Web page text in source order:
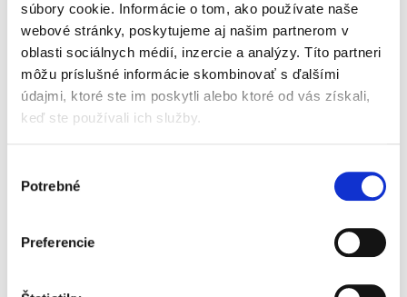
súbory cookie. Informácie o tom, ako používate naše
webové stránky, poskytujeme aj našim partnerom v
oblasti sociálnych médií, inzercie a analýzy. Títo partneri
môžu príslušné informácie skombinovať s ďalšími
údajmi, ktoré ste im poskytli alebo ktoré od vás získali,
keď ste používali ich služby.
súhlasu
Potrebné
Preferencie
Compliance a
regulácie
,a kol.